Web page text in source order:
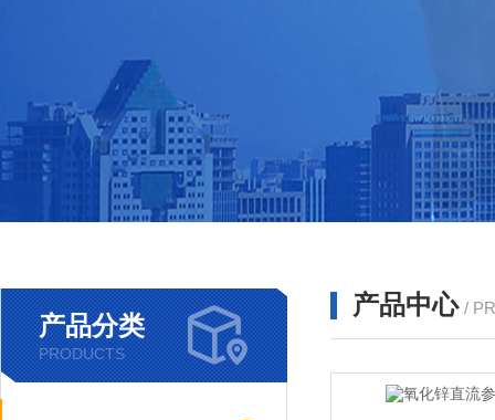
产品分类
PRODUCTS
产品中心 /